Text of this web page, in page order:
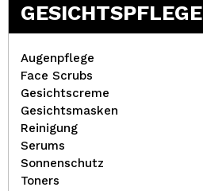
GESICHTSPFLEGE
Augenpflege
Face Scrubs
Gesichtscreme
Gesichtsmasken
Reinigung
Serums
Sonnenschutz
Toners